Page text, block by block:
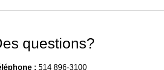
questions?
: 514 896-3100